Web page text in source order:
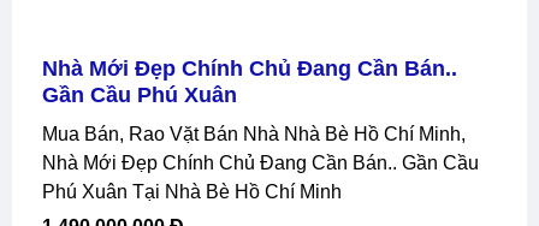
Nhà Mới Đẹp Chính Chủ Đang Cần Bán..
Gần Cầu Phú Xuân
Mua Bán, Rao Vặt Bán Nhà Nhà Bè Hồ Chí Minh,
Nhà Mới Đẹp Chính Chủ Đang Cần Bán.. Gần Cầu
Phú Xuân Tại Nhà Bè Hồ Chí Minh